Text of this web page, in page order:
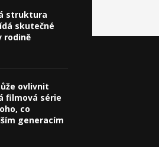
struktura
skutečné
rodině
ovlivnit
filmová série
co
generacím